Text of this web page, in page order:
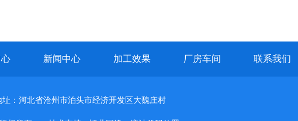
新闻中心 加工效果 厂房车间 联系我们
北省沧州市泊头市经济开发区大魏庄村